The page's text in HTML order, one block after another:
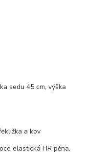
sedu 45 cm, výška
a kov
elastická HR pěna,